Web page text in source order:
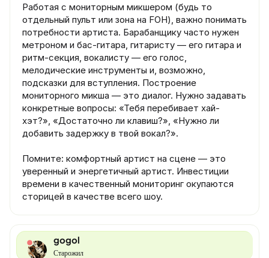
Работая с мониторным микшером (будь то
отдельный пульт или зона на FOH), важно понимать
потребности артиста. Барабанщику часто нужен
метроном и бас-гитара, гитаристу — его гитара и
ритм-секция, вокалисту — его голос,
мелодические инструменты и, возможно,
подсказки для вступления. Построение
мониторного микша — это диалог. Нужно задавать
конкретные вопросы: «Тебя перебивает хай-
хэт?», «Достаточно ли клавиш?», «Нужно ли
добавить задержку в твой вокал?».
Помните: комфортный артист на сцене — это
уверенный и энергетичный артист. Инвестиции
времени в качественный мониторинг окупаются
сторицей в качестве всего шоу.
gogol
Старожил